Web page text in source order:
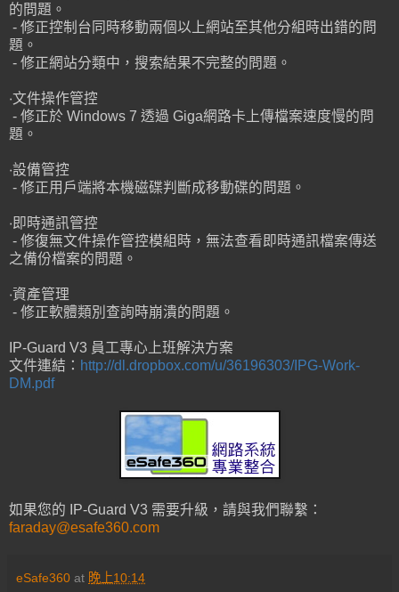
的問題。
- 修正控制台同時移動兩個以上網站至其他分組時出錯的問
題。
- 修正網站分類中，搜索結果不完整的問題。
‧文件操作管控
- 修正於 Windows 7 透過 Giga網路卡上傳檔案速度慢的問
題。
‧設備管控
- 修正用戶端將本機磁碟判斷成移動碟的問題。
‧即時通訊管控
- 修復無文件操作管控模組時，無法查看即時通訊檔案傳送
之備份檔案的問題。
‧資產管理
- 修正軟體類別查詢時崩潰的問題。
IP-Guard V3 員工專心上班解決方案
文件連結： http://dl.dropbox.com/u/36196303/IPG-Work-
DM.pdf
如果您的 IP-Guard V3 需要升級，請與我們聯繫：
faraday@esafe360.com
eSafe360 at 晚上10:14